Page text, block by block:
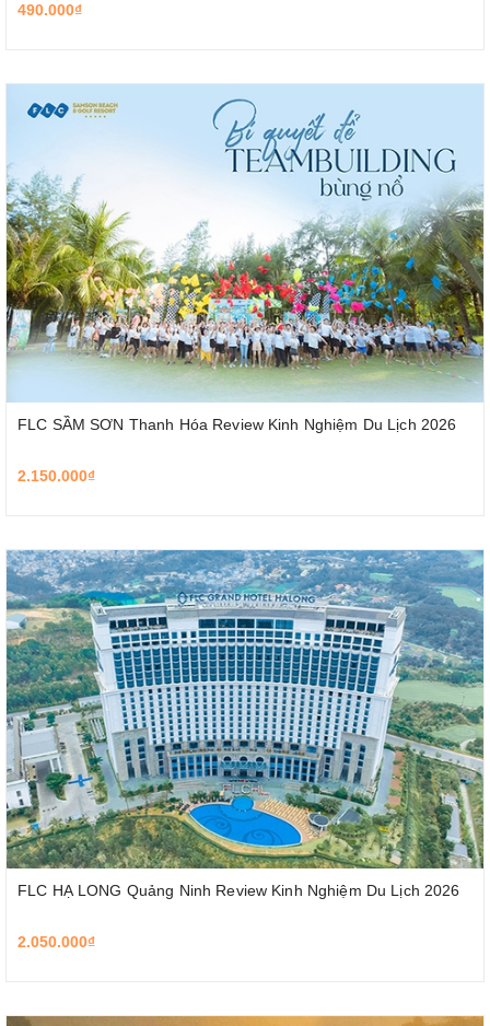
490.000₫
FLC SẦM SƠN Thanh Hóa Review Kinh Nghiệm Du Lịch 2026
2.150.000₫
FLC HẠ LONG Quảng Ninh Review Kinh Nghiệm Du Lịch 2026
2.050.000₫